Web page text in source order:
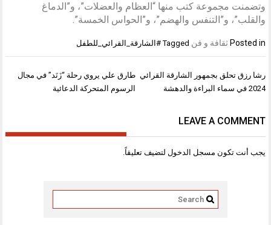
وتضمنت مجموعة كتب منها “العظام والعضلات”، و”الدماغ
والقلب”، و”التنفس والهضم”، و”الحواس الخمسة”.
Posted in ثقافة و فن Tagged #الشارقة_القرائي_للطفل
تصفّح
المقالات
طارق علي يروي رحلة “زَنَد” في مجال
الرسوم المتحركة الدعائية
رشا رزق تحلق بجمهور الشارقة القرائي
2024 في سماء البراءة والدهشة
LEAVE A COMMENT
يجب أنت تكون مسجل الدخول لتضيف تعليقاً.